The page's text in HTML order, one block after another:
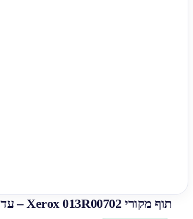
תוף מקורי Xerox 013R00702 – עד 75,000 דפים למדפסות Xerox B410 / B415